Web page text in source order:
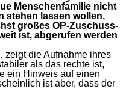
Menschenfamilie nicht
stehen lassen wollen,
großes OP-Zuschuss-
ist, abgerufen werden
zeigt die Aufnahme ihres
als das rechte ist,
ein Hinweis auf einen
ist aber, dass der